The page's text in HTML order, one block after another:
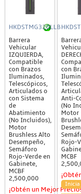
HKDSTMG320LLB
Barrera
Vehicular
IZQUIERDA,
Compatible
con Brazos
Iluminados,
Telescópicos,
Articulados o
con Sistema
de
Abatimiento
(No Incluidos),
Motor
Brushless Alto
Desempeño,
Semáforo
Rojo-Verde en
Gabinete,
MCBF
2,500,000
¡Obtén un Mejor Precio!
con
Anti-
(No
Motor
Rojo-
MCBF
Inicia